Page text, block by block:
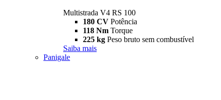
Multistrada V4 RS 100
180 CV Potência
118 Nm Torque
225 kg Peso bruto sem combustível
Saiba mais
Panigale